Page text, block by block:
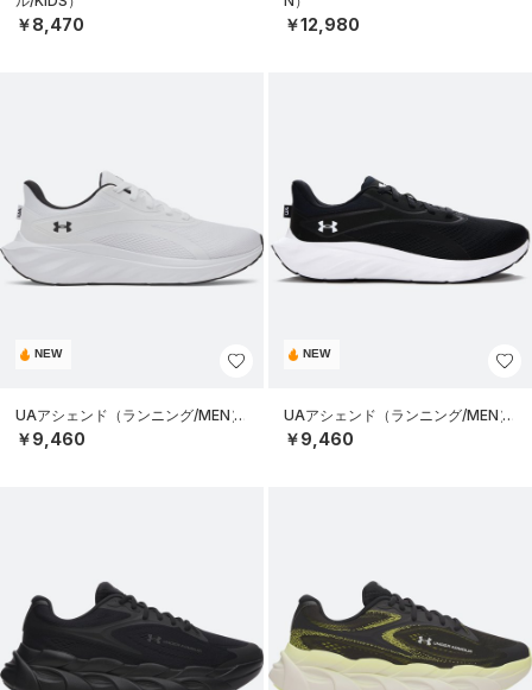
￥8,470 ￥12,980
NEW
UAアシェンド（ランニング/MEN）
￥9,460
NEW
UAアシェンド（ランニング/MEN）
￥9,460